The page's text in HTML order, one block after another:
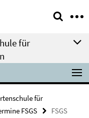
für
für
FSGS
FSGS